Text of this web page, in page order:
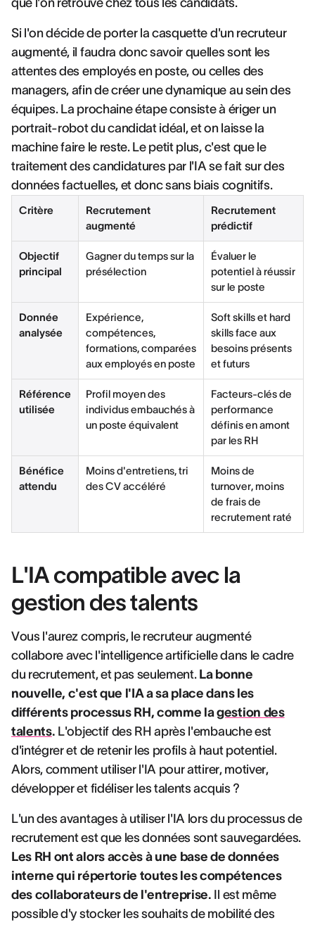
que l'on retrouve chez tous les candidats.
Si l'on décide de porter la casquette d'un recruteur
augmenté, il faudra donc savoir quelles sont les
attentes des employés en poste, ou celles des
managers, afin de créer une dynamique au sein des
équipes. La prochaine étape consiste à ériger un
portrait-robot du candidat idéal, et on laisse la
machine faire le reste. Le petit plus, c'est que le
traitement des candidatures par l'IA se fait sur des
données factuelles, et donc sans biais cognitifs.
Critère
Recrutement
augmenté
Recrutement
prédictif
Objectif
principal
Gagner du temps sur la
présélection
Évaluer le
potentiel à réussir
sur le poste
Donnée
analysée
Expérience,
compétences,
formations, comparées
aux employés en poste
Soft skills et hard
skills face aux
besoins présents
et futurs
Référence
utilisée
Profil moyen des
individus embauchés à
un poste équivalent
Facteurs-clés de
performance
définis en amont
par les RH
Bénéfice
attendu
Moins d'entretiens, tri
des CV accéléré
Moins de
turnover, moins
de frais de
recrutement raté
L'IA compatible avec la
gestion des talents
Vous l'aurez compris, le recruteur augmenté
collabore avec l'intelligence artificielle dans le cadre
du recrutement, et pas seulement. La bonne
nouvelle, c'est que l'IA a sa place dans les
différents processus RH, comme lagestion des
talents. L'objectif des RH après l'embauche est
d'intégrer et de retenir les profils à haut potentiel.
Alors, comment utiliser l'IA pour attirer, motiver,
développer et fidéliser les talents acquis ?
L'un des avantages à utiliser l'IA lors du processus de
recrutement est que les données sont sauvegardées.
Les RH ont alors accès à une base de données
interne qui répertorie toutes les compétences
des collaborateurs de l'entreprise. Il est même
possible d'y stocker les souhaits de mobilité des